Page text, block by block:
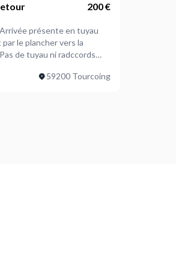
200 €
présente en tuyau
le plancher vers la
de tuyau ni radccords
59200 Tourcoing